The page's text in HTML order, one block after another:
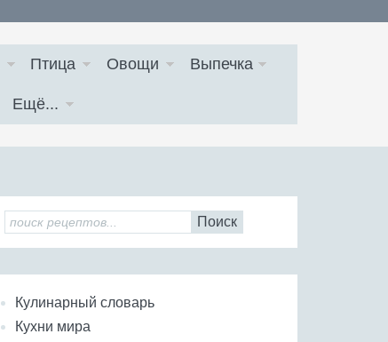
Птица Овощи Выпечка
Ещё...
Поиск
Кулинарный словарь
Кухни мира